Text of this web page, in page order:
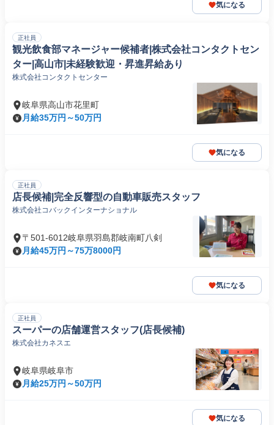
気になる
正社員
観光飲食部マネージャー候補者|株式会社コンタクトセン
ター|高山市|未経験歓迎・昇進昇給あり
株式会社コンタクトセンター
岐阜県高山市花里町
月給35万円～50万円
気になる
正社員
店長候補|完全反響型の自動車販売スタッフ
株式会社コバックインターナショナル
〒501-6012岐阜県羽島郡岐南町八剣
月給45万円～75万8000円
気になる
正社員
スーパーの店舗運営スタッフ(店長候補)
株式会社カネスエ
岐阜県岐阜市
月給25万円～50万円
気になる